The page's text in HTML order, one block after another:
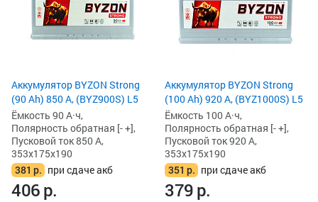
Аккумулятор BYZON Strong
(90 Ah) 850 А, (BYZ900S) L5
Ёмкость 90 А·ч,
Полярность обратная [- +],
Пусковой ток 850 А,
353x175x190
381 р. при сдаче акб
406р.
Аккумулятор BYZON Strong
(100 Ah) 920 А, (BYZ1000S) L5
Ёмкость 100 А·ч,
Полярность обратная [- +],
Пусковой ток 920 А,
353x175x190
351 р. при сдаче акб
379р.